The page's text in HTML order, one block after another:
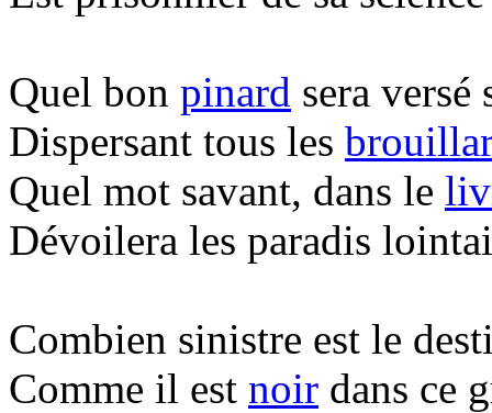
Quel bon pinard sera versé
Dispersant tous les
Quel mot savant, dans le
Dévoilera les paradis
Combien sinistre est le
Comme il est noir dans ce